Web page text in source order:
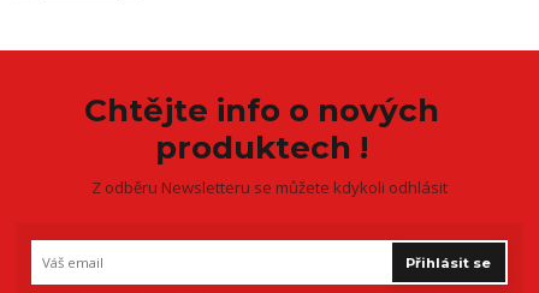
Chtějte info o nových
produktech !
Z odběru Newsletteru se můžete kdykoli odhlásit
Přihlásit se